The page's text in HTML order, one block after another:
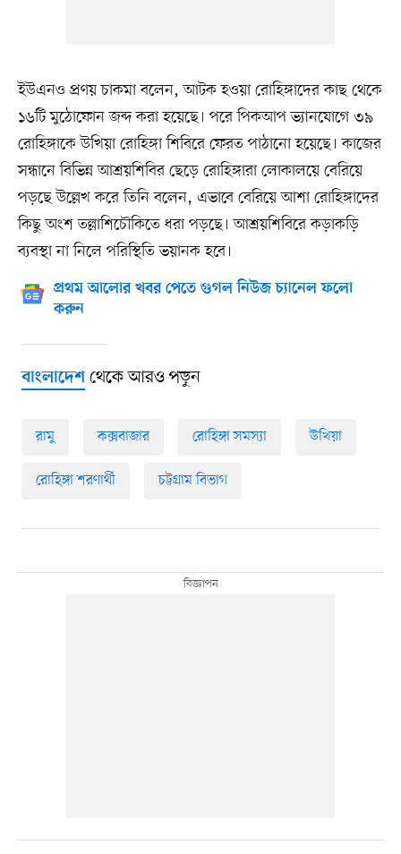
ইউএনও প্রণয় চাকমা বলেন, আটক হওয়া রোহিঙ্গাদের কাছ থেকে
১৬টি মুঠোফোন জব্দ করা হয়েছে। পরে পিকআপ ভ্যানযোগে ৩৯
রোহিঙ্গাকে উখিয়া রোহিঙ্গা শিবিরে ফেরত পাঠানো হয়েছে। কাজের
সন্ধানে বিভিন্ন আশ্রয়শিবির ছেড়ে রোহিঙ্গারা লোকালয়ে বেরিয়ে
পড়ছে উল্লেখ করে তিনি বলেন, এভাবে বেরিয়ে আশা রোহিঙ্গাদের
কিছু অংশ তল্লাশিচৌকিতে ধরা পড়ছে। আশ্রয়শিবিরে কড়াকড়ি
ব্যবস্থা না নিলে পরিস্থিতি ভয়ানক হবে।
প্রথম আলোর খবর পেতে গুগল নিউজ চ্যানেল ফলো
করুন
বাংলাদেশথেকে আরও পড়ুন
রামু কক্সবাজার রোহিঙ্গা সমস্যা উখিয়া
রোহিঙ্গা শরণার্থী চট্টগ্রাম বিভাগ